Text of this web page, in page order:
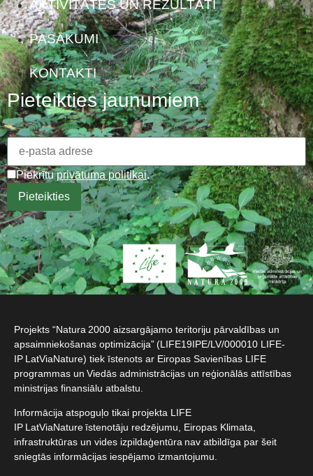
AKTIVITĀTES UN REZULTĀTI
PASĀKUMI
KONTAKTI
Pieteikties jaunumiem
Piekrītuprivātuma politikai.
Projekts “Natura 2000 aizsargājamo teritoriju pārvaldības un
apsaimniekošanas optimizācija” (LIFE19IPE/LV/000010 LIFE-
IP LatViaNature) tiek īstenots ar Eiropas Savienības LIFE
programmas un Viedās administrācijas un reģionālās attīstības
ministrijas finansiālu atbalstu.​
Informācija atspoguļo tikai projekta LIFE
IP LatViaNature īstenotāju redzējumu, Eiropas Klimata,
infrastruktūras un vides izpildaģentūra nav atbildīga par šeit
sniegtās informācijas iespējamo izmantojumu.​